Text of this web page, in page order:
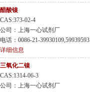
醋酸镍
CAS:373-02-4
公司：上海一心试剂厂
电话：0086-21-39930109,59939593
详细信息
三氧化二镍
CAS:1314-06-3
公司：上海一心试剂厂